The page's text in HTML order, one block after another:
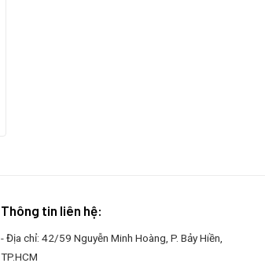
Thông tin liên hệ:
- Địa chỉ: 42/59 Nguyễn Minh Hoàng, P. Bảy Hiền,
TP.HCM